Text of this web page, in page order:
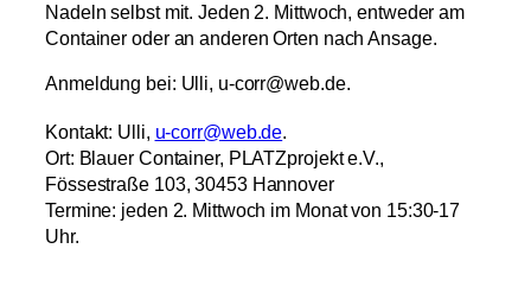
Nadeln selbst mit. Jeden 2. Mittwoch, entweder am
Container oder an anderen Orten nach Ansage.
Anmeldung bei: Ulli, u-corr@web.de.
Kontakt: Ulli, u-corr@web.de.
Ort: Blauer Container, PLATZprojekt e.V.,
Fössestraße 103, 30453 Hannover
Termine: jeden 2. Mittwoch im Monat von 15:30-17
Uhr.